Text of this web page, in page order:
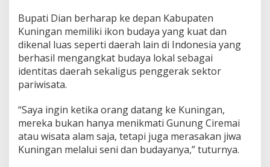
Bupati Dian berharap ke depan Kabupaten
Kuningan memiliki ikon budaya yang kuat dan
dikenal luas seperti daerah lain di Indonesia yang
berhasil mengangkat budaya lokal sebagai
identitas daerah sekaligus penggerak sektor
pariwisata.
“Saya ingin ketika orang datang ke Kuningan,
mereka bukan hanya menikmati Gunung Ciremai
atau wisata alam saja, tetapi juga merasakan jiwa
Kuningan melalui seni dan budayanya,” tuturnya.